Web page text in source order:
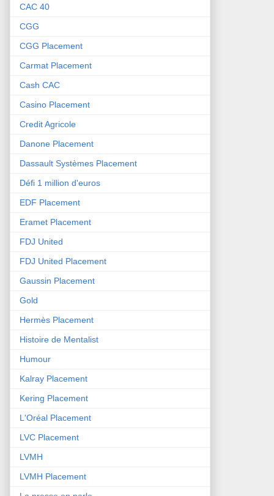
CAC 40
CGG
CGG Placement
Carmat Placement
Cash CAC
Casino Placement
Credit Agricole
Danone Placement
Dassault Systèmes Placement
Défi 1 million d'euros
EDF Placement
Eramet Placement
FDJ United
FDJ United Placement
Gaussin Placement
Gold
Hermès Placement
Histoire de Mentalist
Humour
Kalray Placement
Kering Placement
L'Oréal Placement
LVC Placement
LVMH
LVMH Placement